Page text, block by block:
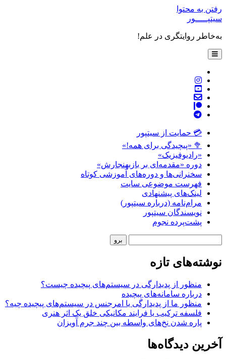
رفتن به محتوا
سیتپـــــور
به‌خاطر روایتگری در علم!
باز
کردن
instagram
youtube
پست
telegram
💳 حمایت از سیتپور
🥦 «پیچیدگی برای همه!»
«رادیوفیزیک»
دوره «مقدمه‌ای بر بازبهنجارش»
سخنرانی‌ها و دوره‌های آموزشی کوتاه
فهرست موضوعی سایت
لینک‌های پیشنهادی
مرام‌نامه (درباره سیتپور)
نویسندگان سیتپور
پشت‌پرده نجوم
نوشته‌های تازه
منظور از پدیدارگی در سیستم‌های پیچیده چیست؟
درباره سامانه‌های پیچیده
منظور ما از پدیدارگی یا امرجنس در سیستم‌های پیچیده چیه؟
فلسفه ترکیب یا فرایند مکانیکی خلق یک اثر هنری
پاره شدن نخ‌های واسطه بین چند جرم آویزان
آخرین دیدگاه‌ها